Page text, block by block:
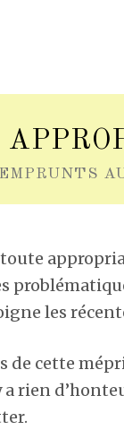
toute
les
cette
rien